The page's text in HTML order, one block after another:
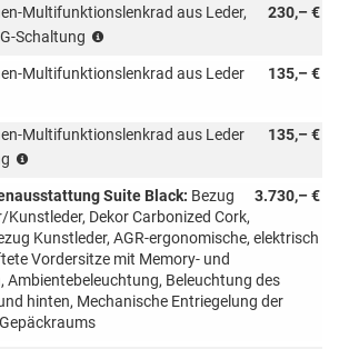
PWN
230,– €
Multifunktionslenkrad aus Leder,
Schaltung
PWM/PWN
mit
135,– €
Multifunktionslenkrad aus Leder
135,– €
Multifunktionslenkrad aus Leder
Loft
kombinierbar)
3.730,– €
Suite Black: Bezug
Dekor Carbonized Cork,
Kunstleder, AGR-ergonomische, elektrisch
Vordersitze mit Memory- und
Ambientebeleuchtung, Beleuchtung des
hinten, Mechanische Entriegelung der